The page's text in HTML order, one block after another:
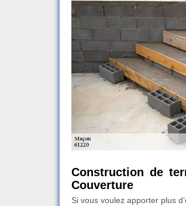
Construction de
Couverture
Si vous voulez apporter plus